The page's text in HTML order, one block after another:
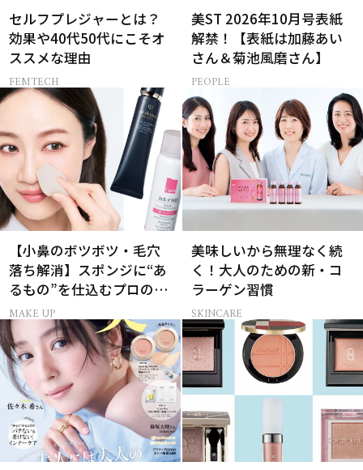
セルフプレジャーとは？
効果や40代50代にこそオ
ススメな理由
FEMTECH
美ST 2026年10月号表紙
解禁！【表紙は加藤あい
さん＆菊池風磨さん】
PEOPLE
【小鼻のボツボツ・毛穴
落ち解消】スポンジに“あ
るもの”を仕込むプロの超
簡単メイクテク
MAKE UP
美味しいから無理なく続
く！大人のための新・コ
ラーゲン習慣
SKINCARE